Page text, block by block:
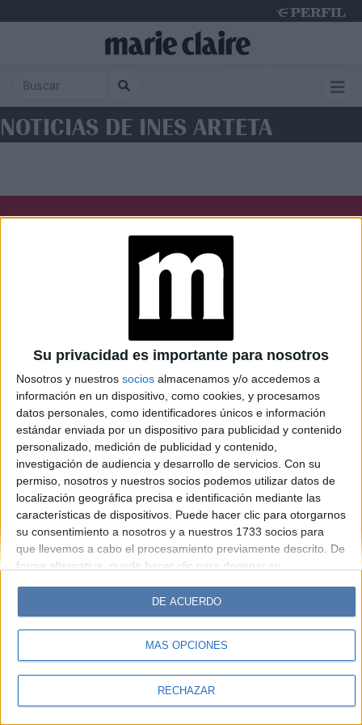
Su privacidad es importante para nosotros
Nosotros y nuestros socios almacenamos y/o accedemos a
información en un dispositivo, como cookies, y procesamos
datos personales, como identificadores únicos e información
estándar enviada por un dispositivo para publicidad y contenido
personalizado, medición de publicidad y contenido,
investigación de audiencia y desarrollo de servicios. Con su
permiso, nosotros y nuestros socios podemos utilizar datos de
localización geográfica precisa e identificación mediante las
características de dispositivos. Puede hacer clic para otorgarnos
su consentimiento a nosotros y a nuestros 1733 socios para
que llevemos a cabo el procesamiento previamente descrito. De
forma alternativa, puede hacer clic para denegar su
cambiar sus preferencias antes de otorgar su consentimiento.
Tenga en cuenta que algún procesamiento de sus datos
personales puede no requerir de su consentimiento, pero usted
tiene el derecho de rechazar tal procesamiento. Sus
sus preferencias o retirar su consentimiento en cualquier
MÁS OPCIONES
RECHAZAR
DE ACUERDO
NOTICIAS DE INES ARTETA
Caras Noticias
Weekend Parabrisas
Look
Luz Mía Lunateen Break BATimes
© Perfil.com 2006-2019 - Todos los derechos reservados
Registro de Propiedad Intelectual: Nro. 5346433